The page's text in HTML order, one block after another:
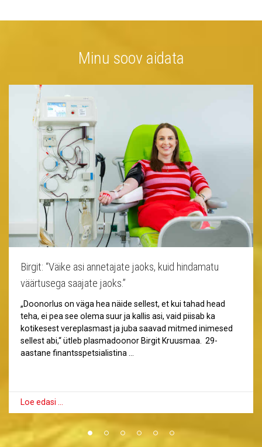
Minu soov aidata
Birgit: “Väike asi annetajate jaoks, kuid hindamatu
väärtusega saajate jaoks.”
„Doonorlus on väga hea näide sellest, et kui tahad head
teha, ei pea see olema suur ja kallis asi, vaid piisab ka
kotikesest vereplasmast ja juba saavad mitmed inimesed
sellest abi,“ ütleb plasmadoonor Birgit Kruusmaa. 29-
aastane finantsspetsialistina …
Loe edasi …